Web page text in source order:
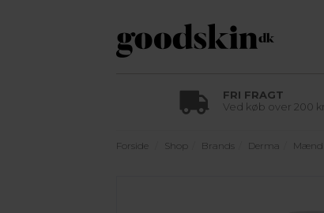
FRI FRAGT
Ved køb over 200 kr.
Forside Shop Brands Derma Mænd